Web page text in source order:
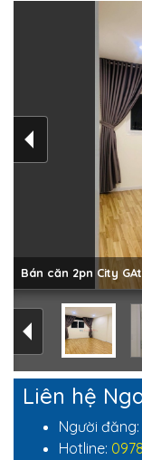
Bán căn 2pn City
Liên hệ
Người
Hotline: